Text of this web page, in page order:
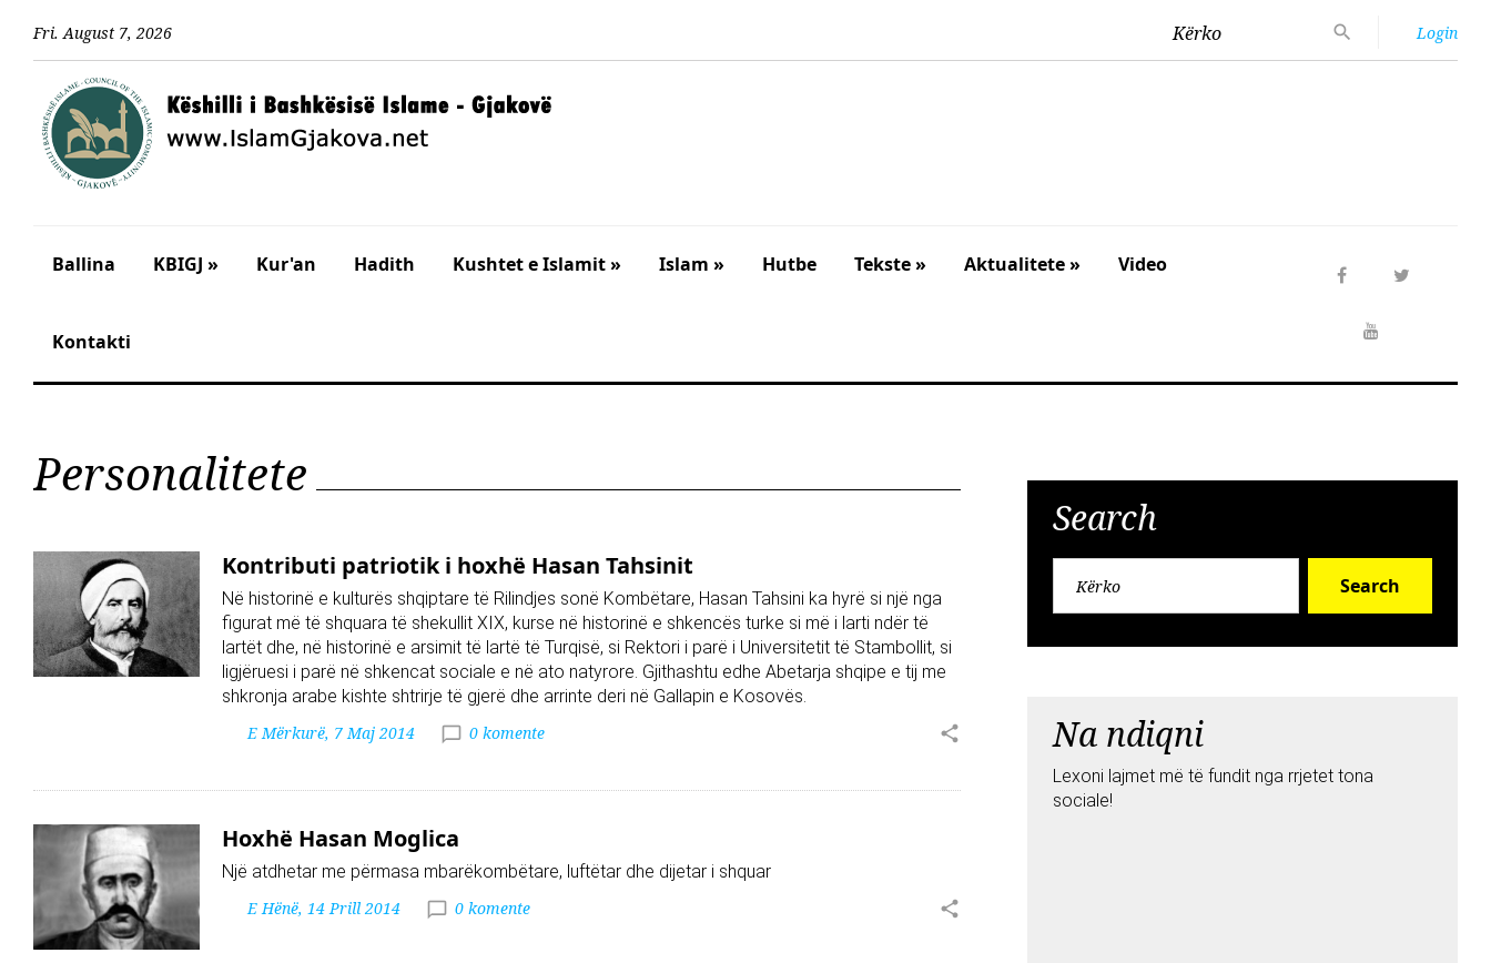
Fri. August 7, 2026 Kërko Login
Ballina KBIGJ » Kur'an Hadith Kushtet e Islamit » Islam » Hutbe Tekste » Aktualitete » Video
Kontakti
Personalitete
Kontributi patriotik i hoxhë Hasan Tahsinit
Në historinë e kulturës shqiptare të Rilindjes sonë Kombëtare, Hasan Tahsini ka hyrë si një nga
figurat më të shquara të shekullit XIX, kurse në historinë e shkencës turke si më i larti ndër të
lartët dhe, në historinë e arsimit të lartë të Turqisë, si Rektori i parë i Universitetit të Stambollit, si
ligjëruesi i parë në shkencat sociale e në ato natyrore. Gjithashtu edhe Abetarja shqipe e tij me
shkronja arabe kishte shtrirje të gjerë dhe arrinte deri në Gallapin e Kosovës.
E Mërkurë, 7 Maj 2014
0 komente
Hoxhë Hasan Moglica
Një atdhetar me përmasa mbarëkombëtare, luftëtar dhe dijetar i shquar
E Hënë, 14 Prill 2014
0 komente
Search
Search
Na ndiqni
Lexoni lajmet më të fundit nga rrjetet tona
sociale!